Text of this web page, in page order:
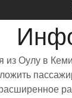
Оулу в